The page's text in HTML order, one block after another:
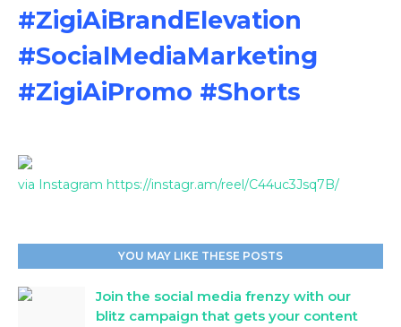
#ZigiAiBrandElevation
#SocialMediaMarketing
#ZigiAiPromo #Shorts
via Instagram https://instagr.am/reel/C44uc3Jsq7B/
YOU MAY LIKE THESE POSTS
Join the social media frenzy with our
blitz campaign that gets your content